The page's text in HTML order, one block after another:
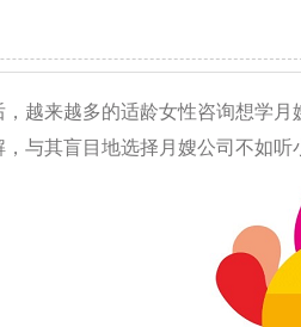
越来越多的适龄女性咨询想学月
与其盲目地选择月嫂公司不如听